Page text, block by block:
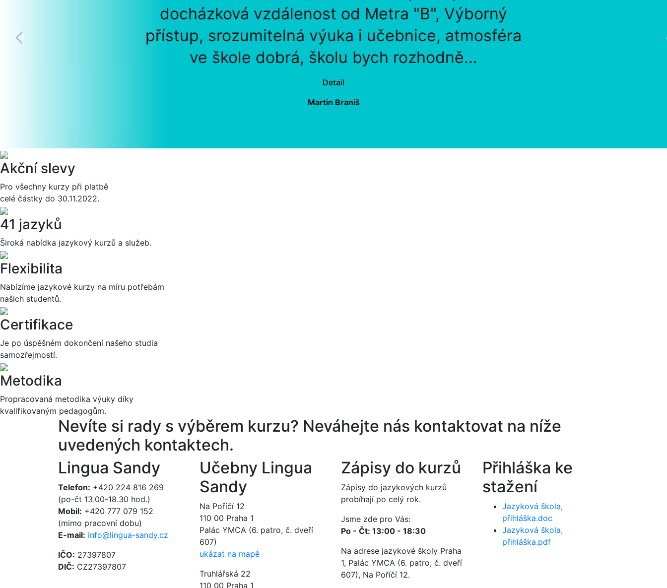
docházková vzdálenost od Metra "B", Výborný
přístup, srozumitelná výuka i učebnice, atmosféra
ve škole dobrá, školu bych rozhodně...
Detail
Martin Braniš
Akční slevy
Pro všechny kurzy při platbě
celé částky do 30.11.2022.
41 jazyků
Široká nabídka jazykový kurzů a služeb.
Flexibilita
Nabízíme jazykové kurzy na míru potřebám
našich studentů.
Certifikace
Je po úspěšném dokončení našeho studia
samozřejmostí.
Metodika
Propracovaná metodika výuky díky
kvalifikovaným pedagogům.
Nevíte si rady s výběrem kurzu? Neváhejte nás kontaktovat na níže
uvedených kontaktech.
Lingua Sandy
Telefon: +420 224 816 269
(po-čt 13.00-18.30 hod.)
Mobil: +420 777 079 152
(mimo pracovní dobu)
E-mail: info@lingua-sandy.cz
IČO: 27397807
DIČ: CZ27397807
Učebny Lingua
Sandy
Na Poříčí 12
110 00 Praha 1
Palác YMCA (6. patro, č. dveří
607)
ukázat na mapě
Truhlářská 22
110 00 Praha 1
Zápisy do kurzů
Zápisy do jazykových kurzů
probíhají po celý rok.
Jsme zde pro Vás:
Po - Čt: 13:00 - 18:30
Na adrese jazykové školy Praha
1, Palác YMCA (6. patro, č. dveří
607), Na Poříčí 12.
Přihláška ke
stažení
Jazyková škola,
přihláška.doc
Jazyková škola,
přihláška.pdf